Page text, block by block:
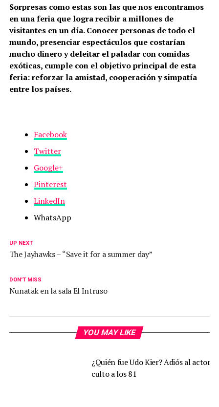
Sorpresas como estas son las que nos encontramos
en una feria que logra recibir a millones de
visitantes en un día. Conocer personas de todo el
mundo, presenciar espectáculos que costarían
mucho dinero y deleitar el paladar con comidas
exóticas, cumple con el objetivo principal de esta
feria: reforzar la amistad, cooperación y simpatía
entre los países.
Facebook
Twitter
Google+
Pinterest
LinkedIn
WhatsApp
UP NEXT
The Jayhawks – “Save it for a summer day”
DON'T MISS
Nunatak en la sala El Intruso
YOU MAY LIKE
¿Quién fue Udo Kier? Adiós al actor
culto a los 81